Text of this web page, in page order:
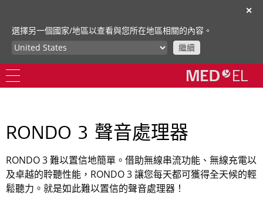
✕
選擇另一個國家/地區以查看與您所在地區相關的內容。
繼續
RONDO 3 聲音處理器
RONDO 3 難以置信地簡單。借助無線串流功能、無線充電以
及卓越的聆聽性能，RONDO 3 讓您每天都可獲得全天候的輕
鬆聽力。就是如此難以置信的聲音處理器！